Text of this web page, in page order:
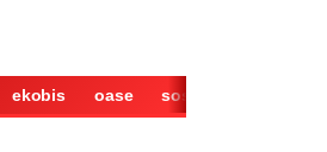
ekobis oase sosok